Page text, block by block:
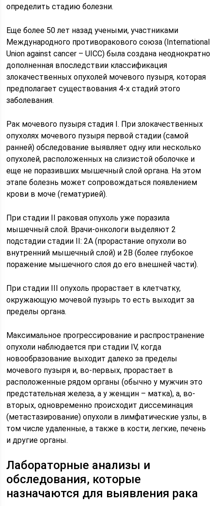
определить стадию болезни.
Еще более 50 лет назад учеными, участниками
Международного противоракового союза (International
Union against cancer – UICC) была создана неоднократно
дополненная впоследствии классификация
злокачественных опухолей мочевого пузыря, которая
предполагает существования 4-х стадий этого
заболевания.
Рак мочевого пузыря стадия I. При злокачественных
опухолях мочевого пузыря первой стадии (самой
ранней) обследование выявляет одну или несколько
опухолей, расположенных на слизистой оболочке и
еще не поразивших мышечный слой органа. На этом
этапе болезнь может сопровождаться появлением
крови в моче (гематурией).
При стадии II раковая опухоль уже поразила
мышечный слой. Врачи-онкологи выделяют 2
подстадии стадии II: 2А (прорастание опухоли во
внутренний мышечный слой) и 2В (более глубокое
поражение мышечного слоя до его внешней части).
При стадии III опухоль прорастает в клетчатку,
окружающую мочевой пузырь то есть выходит за
пределы органа.
Максимальное прогрессирование и распространение
опухоли наблюдается при стадии IV, когда
новообразование выходит далеко за пределы
мочевого пузыря и, во-первых, прорастает в
расположенные рядом органы (обычно у мужчин это
предстательная железа, а у женщин – матка), а, во-
вторых, одновременно происходит диссеминация
(метастазирование) опухоли в лимфатические узлы, в
том числе удаленные, а также в кости, легкие, печень
и другие органы.
Лабораторные анализы и
обследования, которые
назначаются для выявления рака